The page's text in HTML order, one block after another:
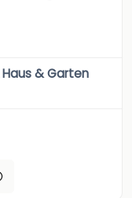
Haus & Garten